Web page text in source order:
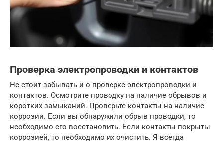
Проверка электропроводки и контактов
Не стоит забывать и о проверке электропроводки и
контактов. Осмотрите проводку на наличие обрывов и
коротких замыканий. Проверьте контакты на наличие
коррозии. Если вы обнаружили обрыв проводки, то
необходимо его восстановить. Если контакты покрыты
коррозией, то необходимо их очистить. Я всегда